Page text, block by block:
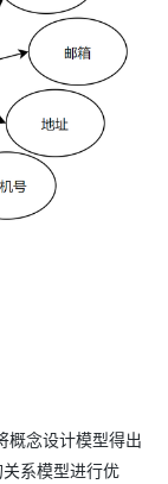
概念设计模型得出
系模型进行优